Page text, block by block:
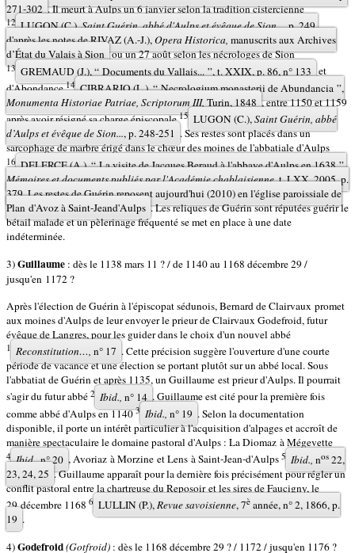
271-302 . Il meurt à Aulps un 6 janvier selon la tradition cistercienne
12 LUGON (C.),Saint Guérin, abbé d'Aulps et évêque de Sion...,p. 249,
d'après les notes de RIVAZ (A.-J.),Opera Historica, manuscrits aux Archives
d’État du Valais à Sion ou un 27 août selon les nécrologes de Sion
13 GREMAUD (J.), “ Documents du Vallais... ”, t. XXIX, p. 86, n° 133 et
d'Abondance 14 CIBRARIO (L.), “ Necrologium monasterii de Abundancia ”,
Monumenta Historiae Patriae, Scriptorum III,Turin, 1848 , entre 1150 et 1159
après avoir résigné sa charge épiscopale 15 LUGON (C.),Saint Guérin, abbé
d’Aulps et évêque de Sion..., p. 248-251 . Ses restes sont placés dans un
sarcophage de marbre érigé dans le chœur des moines de l'abbatiale d'Aulps
16 DELERCE (A.), “ La visite de Jacques Beraud à l'abbaye d'Aulps en 1638 ”,
Mémoires et documents publiés par l'Académie chablaisienne,t. LXX, 2005, p.
379. Les restes de Guérin reposent aujourd'hui (2010) en l'église paroissiale de
Plan d'Avoz à Saint-Jean­d'Aulps . Les reliques de Guérin sont réputées guérir le
bétail malade et un pèlerinage fréquenté se met en place à une date
indéterminée.
3)Guillaume : dès le 1138 mars 11 ? / de 1140 au 1168 décembre 29 /
jusqu'en 1172 ?
Après l'élection de Guérin à l'épiscopat sédunois, Bernard de Clairvaux promet
aux moines d'Aulps de leur envoyer le prieur de Clairvaux Godefroid, futur
évêque de Langres, pour les guider dans le choix d'un nouvel abbé
1 Reconstitution…, n° 17 . Cette précision suggère l'ouverture d'une courte
période de vacance et une élection se portant plutôt sur un abbé local. Sous
l'abbatiat de Guérin et après 1135, un Guillaume est prieur d'Aulps. Il pourrait
s'agir du futur abbé 2 Ibid., n° 14 . Guillaume est cité pour la première fois
comme abbé d'Aulps en 1140 3 Ibid., n° 19 . Selon la documentation
disponible, il porte un intérêt particulier à l'acquisition d'alpages et accroît de
manière spectaculaire le domaine pastoral d'Aulps : La Diomaz à Mégevette
4 Ibid., n° 20 , Avoriaz à Morzine et Lens à Saint-Jean-d'Aulps 5 Ibid., nos 22,
23, 24, 25 . Guillaume apparaît pour la dernière fois précisément pour régler un
conflit pastoral entre la chartreuse du Reposoir et les sires de Faucigny, le
29 décembre 1168 6 LULLIN (P.),Revue savoisienne, 7è année, n° 2, 1866, p.
19 .
4)Godefroid(Gotfroid) : dès le 1168 décembre 29 ? / 1172 / jusqu'en 1176 ?